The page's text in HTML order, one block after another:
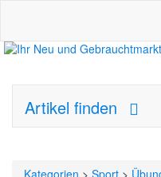
Artikel finden
Kategorien > Sport >